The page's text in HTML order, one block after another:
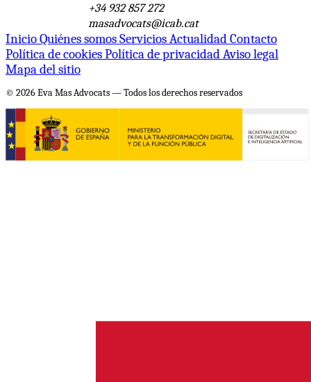
+34 932 857 272
masadvocats@icab.cat
InicioQuiénes somosServiciosActualidadContacto
Política de cookiesPolítica de privacidadAviso legal
Mapa del sitio
© 2026 Eva Mas Advocats — Todos los derechos reservados